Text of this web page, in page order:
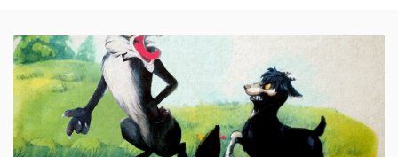
Bài
viết
liên
quan